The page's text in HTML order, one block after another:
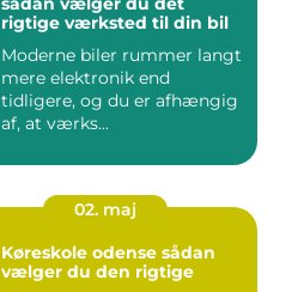
rigtige værksted til din bil
Moderne biler rummer langt
mere elektronik end
tidligere, og du er afhængig
af, at værks...
02. maj
Køreskole odense sådan
vælger du den rigtige